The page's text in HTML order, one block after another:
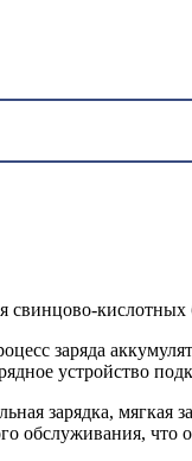
свинцово-
заряда
устройство
зарядка, мягкая
обслуживания, что